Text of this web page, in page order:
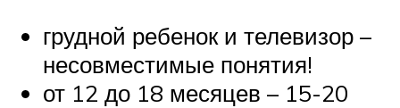
грудной ребенок и телевизор –
несовместимые понятия!
от 12 до 18 месяцев – 15-20